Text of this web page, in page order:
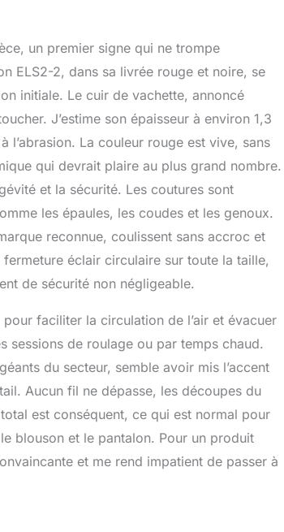
un premier signe qui ne trompe
ELS2-2, dans sa livrée rouge et noire, se
initiale. Le cuir de vachette, annoncé
J’estime son épaisseur à environ 1,3
l’abrasion. La couleur rouge est vive, sans
qui devrait plaire au plus grand nombre.
et la sécurité. Les coutures sont
les épaules, les coudes et les genoux.
reconnue, coulissent sans accroc et
éclair circulaire sur toute la taille,
de sécurité non négligeable.
faciliter la circulation de l’air et évacuer
sessions de roulage ou par temps chaud.
du secteur, semble avoir mis l’accent
Aucun fil ne dépasse, les découpes du
est conséquent, ce qui est normal pour
blouson et le pantalon. Pour un produit
et me rend impatient de passer à